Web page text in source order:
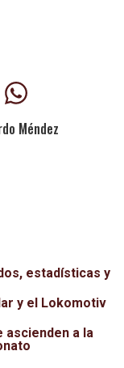
Méndez
estadísticas y
y el Lokomotiv
ascienden a la